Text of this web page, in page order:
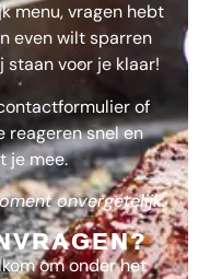
menu, vragen hebt
even wilt sparren
staan voor je klaar!
of
reageren snel en
je mee.
onvergetelijk.
om onder het